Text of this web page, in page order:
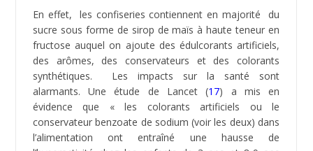
l’hyperactivité chez les enfants de 3 ans et 8-9 ans
dans la population ». La Food and Drug
Administration précise que la combinaison de
benzoate de sodium (conservateur) et de l’acide
ascorbique (vitamine C), forme le benzène chimique,
un cancérigène.
Le sirop de maïs à haute teneur en fructose ( high-
fructose corn syrup) présent dans les sucreries a des
) sur la santé. Une
consommation excessive d’aliments contenant du
fructose accroit les risque d’obésité et de maladies